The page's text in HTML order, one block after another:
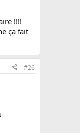
!!!!
ça fait
#26